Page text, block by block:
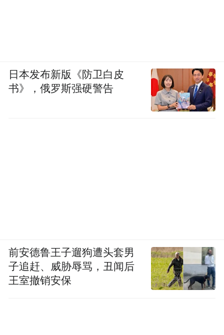
日本发布新版《防卫白皮
书》，俄罗斯强硬警告
前安德鲁王子遛狗遭头套男
子追赶、威胁辱骂，丑闻后
王室撤销安保